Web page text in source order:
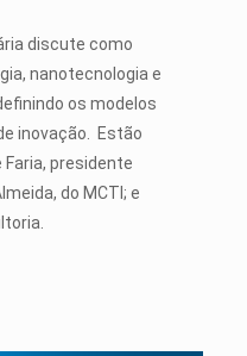
discute como
nanotecnologia e
os modelos
inovação.
Estão
presidente
do MCTI; e